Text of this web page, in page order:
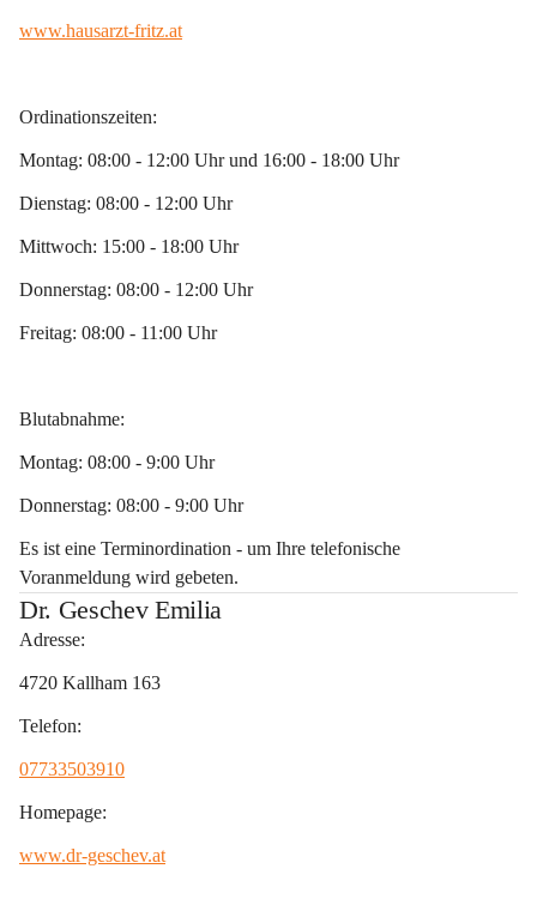
www.hausarzt-fritz.at
Ordinationszeiten:
Montag: 08:00 - 12:00 Uhr und 16:00 - 18:00 Uhr
Dienstag: 08:00 - 12:00 Uhr
Mittwoch: 15:00 - 18:00 Uhr
Donnerstag: 08:00 - 12:00 Uhr
Freitag: 08:00 - 11:00 Uhr
Blutabnahme:
Montag: 08:00 - 9:00 Uhr
Donnerstag: 08:00 - 9:00 Uhr
Es ist eine Terminordination - um Ihre telefonische
Voranmeldung wird gebeten.
Dr. Geschev Emilia
Adresse:
4720 Kallham 163
Telefon:
07733503910
Homepage:
www.dr-geschev.at